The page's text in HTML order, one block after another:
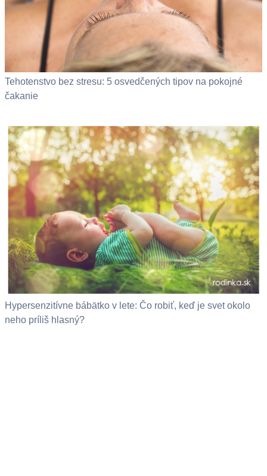
Tehotenstvo bez stresu: 5 osvedčených tipov na pokojné
čakanie
Hypersenzitívne bábätko v lete: Čo robiť, keď je svet okolo
neho príliš hlasný?